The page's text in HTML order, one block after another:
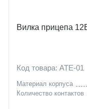
Вилка прицепа
Код товара: ATE-01
Материал корпуса
Количество контактов